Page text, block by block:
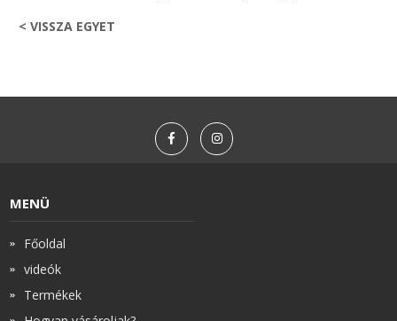
< VISSZA EGYET
MENÜ
Főoldal
videók
Termékek